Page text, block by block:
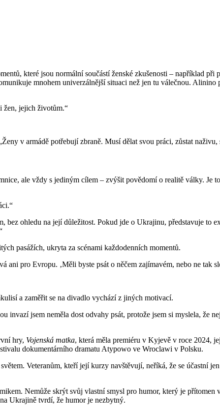
které jsou normální součástí ženské zkušenosti – například při
mnohem univerzálnější situaci než jen tu válečnou. Alinino
žen, jejich životům.“
v armádě potřebují zbraně. Musí dělat svou práci, zůstat
ale vždy s jediným cílem – zvýšit povědomí o realitě války. Je
ohledu na její důležitost. Pokud jde o Ukrajinu, představuje to
pasážích, ukryta za scénami každodenních momentů.
pro Evropu. ‚Měli byste psát o něčem zajímavém, nebo ne tak
a zaměřit se na divadlo vychází z jiných motivací.
jsem neměla dost odvahy psát, protože jsem si myslela, že
hry, Vojenská matka, která měla premiéru v Kyjevě v roce 2024,
dokumentárního dramatu Atypowo ve Wroclawi v Polsku.
Veteranům, kteří její kurzy navštěvují, neříká, že se účastní
Nemůže skrýt svůj vlastní smysl pro humor, který je přítomen
Ukrajině tvrdí, že humor je nezbytný.